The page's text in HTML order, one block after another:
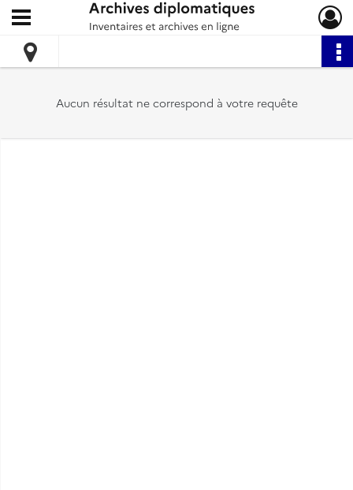
Archives diplomatiques
Ouvrir le menu déroulant
Aucun résultat ne correspond à votre requête